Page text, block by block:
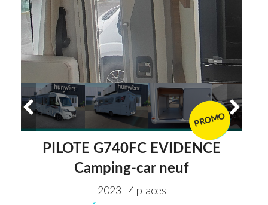
VENDU
PROMO
PILOTE G740FC EVIDENCE
Camping-car neuf
2023 - 4 places